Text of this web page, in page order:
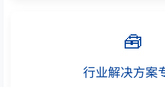
🧰
行业解决方案